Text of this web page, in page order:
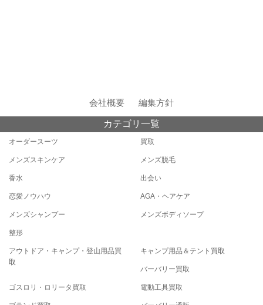
会社概要 編集方針
カテゴリ一覧
オーダースーツ 買取
メンズスキンケア メンズ脱毛
香水 出会い
恋愛ノウハウ AGA・ヘアケア
メンズシャンプー メンズボディソープ
整形
アウトドア・キャンプ・登山用品買
取
キャンプ用品＆テント買取
バーバリー買取
ゴスロリ・ロリータ買取 電動工具買取